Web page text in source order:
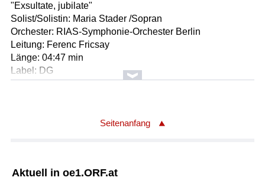
"Exsultate, jubilate"
Solist/Solistin: Maria Stader /Sopran
Orchester: RIAS-Symphonie-Orchester Berlin
Leitung: Ferenc Fricsay
Länge: 04:47 min
Label: DG
Solist/Solistin: Theodor Schlott /Raimondo
Seitenanfang
Aktuell in oe1.ORF.at